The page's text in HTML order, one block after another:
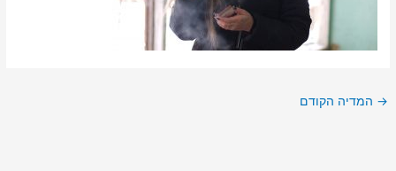
→המדיה הקודם